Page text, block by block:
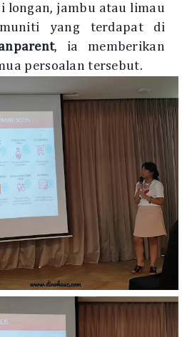
longan, jambu atau limau
yang terdapat di
,
ia memberikan
persoalan tersebut.